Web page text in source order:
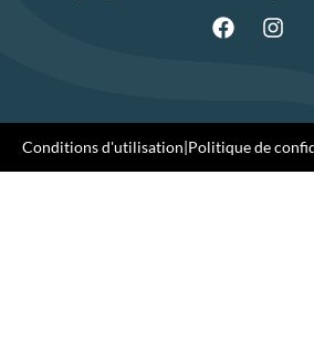
Conditions d'utilisation|Politique de